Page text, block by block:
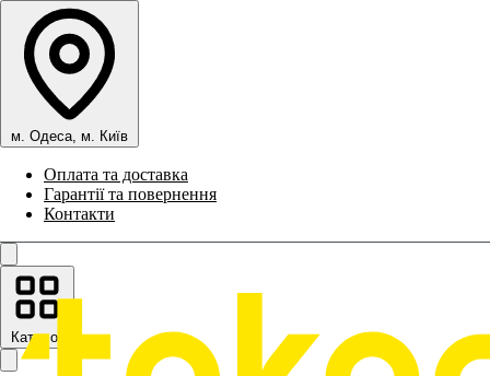
м. Одеса, м. Київ
Оплата та доставка
Гарантії та повернення
Контакти
Каталог